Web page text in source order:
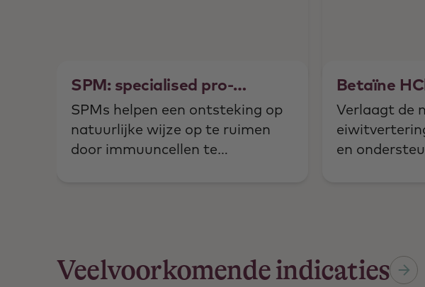
SPM: specialised pro-
resolving mediators
SPMs helpen een ontsteking op
natuurlijke wijze op te ruimen
door immuuncellen te
Betaïne
Verlaagt de
en
Veelvoorkomende indicaties